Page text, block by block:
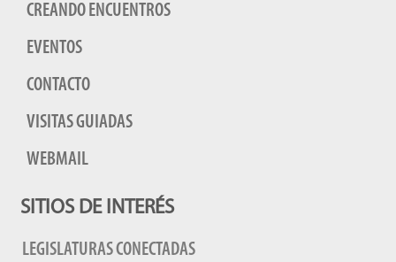
CREANDO ENCUENTROS
EVENTOS
CONTACTO
VISITAS GUIADAS
WEBMAIL
SITIOS DE INTERÉS
LEGISLATURAS CONECTADAS